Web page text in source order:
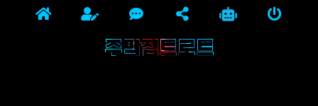
주막집트로트